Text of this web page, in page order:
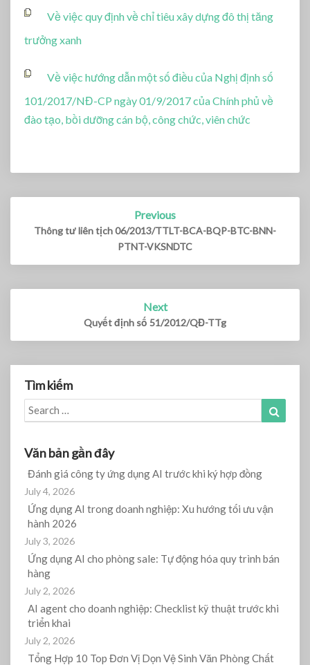
Về việc quy định về chỉ tiêu xây dựng đô thị tăng
trưởng xanh
Về việc hướng dẫn một số điều của Nghị định số
101/2017/NĐ-CP ngày 01/9/2017 của Chính phủ về
đào tạo, bồi dưỡng cán bộ, công chức, viên chức
navigation
Previous
Thông tư liên tịch 06/2013/TTLT-BCA-BQP-BTC-BNN-
PTNT-VKSNDTC
Next
Quyết định số 51/2012/QĐ-TTg
Tìm kiếm
Search
for:
Văn bản gần đây
Đánh giá công ty ứng dụng AI trước khi ký hợp đồng
July 4, 2026
Ứng dụng AI trong doanh nghiệp: Xu hướng tối ưu vận
hành 2026
July 3, 2026
Ứng dụng AI cho phòng sale: Tự động hóa quy trình bán
hàng
July 2, 2026
AI agent cho doanh nghiệp: Checklist kỹ thuật trước khi
triển khai
July 2, 2026
Tổng Hợp 10 Top Đơn Vị Dọn Vệ Sinh Văn Phòng Chất